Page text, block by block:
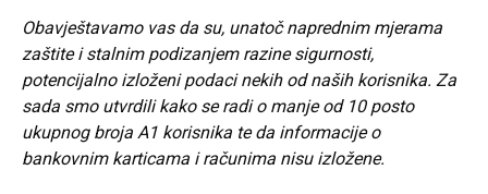
Obavještavamo vas da su, unatoč naprednim mjerama
zaštite i stalnim podizanjem razine sigurnosti,
potencijalno izloženi podaci nekih od naših korisnika. Za
sada smo utvrdili kako se radi o manje od 10 posto
ukupnog broja A1 korisnika te da informacije o
bankovnim karticama i računima nisu izložene.